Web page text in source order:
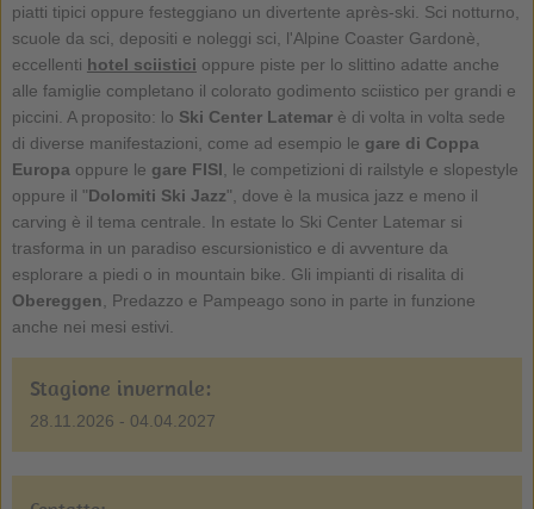
piatti tipici oppure festeggiano un divertente après-ski. Sci notturno,
scuole da sci, depositi e noleggi sci, l'Alpine Coaster Gardonè,
eccellenti hotel sciistici oppure piste per lo slittino adatte anche
alle famiglie completano il colorato godimento sciistico per grandi e
piccini. A proposito: lo Ski Center Latemarè di volta in volta sede
di diverse manifestazioni, come ad esempio le gare di Coppa
Europa oppure le gare FISI , le competizioni di railstyle e slopestyle
oppure il "Dolomiti Ski Jazz", dove è la musica jazz e meno il
carving è il tema centrale. In estate lo Ski Center Latemar si
trasforma in un paradiso escursionistico e di avventure da
esplorare a piedi o in mountain bike. Gli impianti di risalita di
Obereggen , Predazzo e Pampeago sono in parte in funzione
anche nei mesi estivi.
Stagione invernale:
28.11.2026 - 04.04.2027